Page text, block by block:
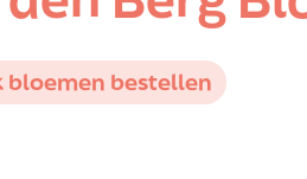
bloemen bestellen